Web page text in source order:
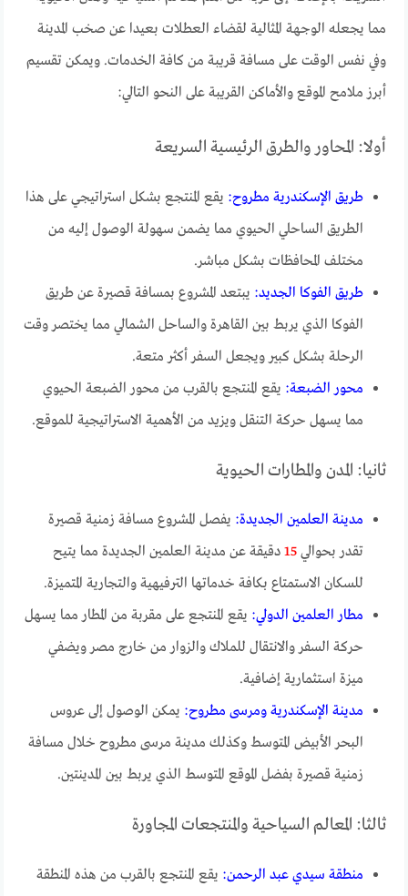
مما يجعله الوجهة المثالية لقضاء العطلات بعيدا عن صخب المدينة
وفي نفس الوقت على مسافة قريبة من كافة الخدمات. ويمكن تقسيم
أبرز ملامح الموقع والأماكن القريبة على النحو التالي:
أولا: المحاور والطرق الرئيسية السريعة
طريق الإسكندرية مطروح: يقع المنتجع بشكل استراتيجي على هذا
الطريق الساحلي الحيوي مما يضمن سهولة الوصول إليه من
مختلف المحافظات بشكل مباشر.
طريق الفوكا الجديد: يبتعد المشروع بمسافة قصيرة عن طريق
الفوكا الذي يربط بين القاهرة والساحل الشمالي مما يختصر وقت
الرحلة بشكل كبير ويجعل السفر أكثر متعة.
محور الضبعة: يقع المنتجع بالقرب من محور الضبعة الحيوي
مما يسهل حركة التنقل ويزيد من الأهمية الاستراتيجية للموقع.
ثانيا: المدن والمطارات الحيوية
مدينة العلمين الجديدة: يفصل المشروع مسافة زمنية قصيرة
تقدر بحوالي15 دقيقة عن مدينة العلمين الجديدة مما يتيح
للسكان الاستمتاع بكافة خدماتها الترفيهية والتجارية المتميزة.
مطار العلمين الدولي: يقع المنتجع على مقربة من المطار مما يسهل
حركة السفر والانتقال للملاك والزوار من خارج مصر ويضفي
ميزة استثمارية إضافية.
مدينة الإسكندرية ومرسى مطروح: يمكن الوصول إلى عروس
البحر الأبيض المتوسط وكذلك مدينة مرسى مطروح خلال مسافة
زمنية قصيرة بفضل الموقع المتوسط الذي يربط بين المدينتين.
ثالثا: المعالم السياحية والمنتجعات المجاورة
منطقة سيدي عبد الرحمن: يقع المنتجع بالقرب من هذه المنطقة